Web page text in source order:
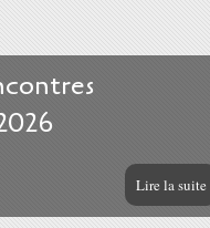
Lire la suite